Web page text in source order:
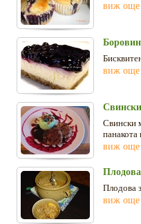
виж още
виж още
Свински
виж още
Плодова
Плодова
виж още